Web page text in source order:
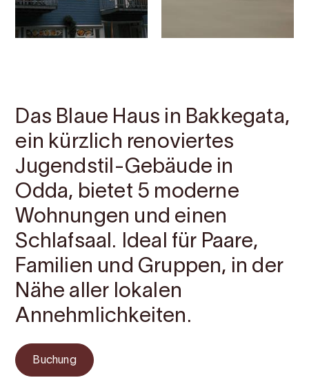
Das Blaue Haus in Bakkegata,
ein kürzlich renoviertes
Jugendstil-Gebäude in
Odda, bietet 5 moderne
Wohnungen und einen
Schlafsaal. Ideal für Paare,
Familien und Gruppen, in der
Nähe aller lokalen
Annehmlichkeiten.
Buchung